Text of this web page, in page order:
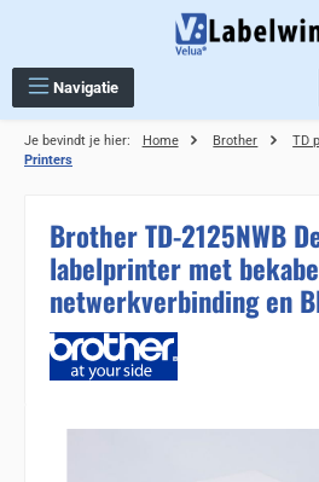
Navigatie
Je bevindt je hier: Home Brother
TD
Printers
Brother TD-2125NWB
labelprinter met
netwerkverbinding en